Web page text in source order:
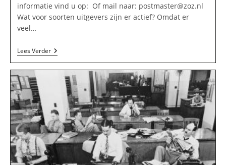
informatie vind u op: Of mail naar: postmaster@zoz.nl
Wat voor soorten uitgevers zijn er actief? Omdat er
veel…
Lees VerderZoz
Publicaties
Amsterdam